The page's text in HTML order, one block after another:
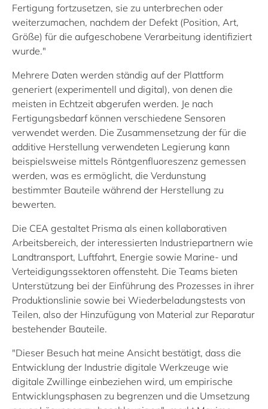
Fertigung fortzusetzen, sie zu unterbrechen oder
weiterzumachen, nachdem der Defekt (Position, Art,
Größe) für die aufgeschobene Verarbeitung identifiziert
wurde."
Mehrere Daten werden ständig auf der Plattform
generiert (experimentell und digital), von denen die
meisten in Echtzeit abgerufen werden. Je nach
Fertigungsbedarf können verschiedene Sensoren
verwendet werden. Die Zusammensetzung der für die
additive Herstellung verwendeten Legierung kann
beispielsweise mittels Röntgenfluoreszenz gemessen
werden, was es ermöglicht, die Verdunstung
bestimmter Bauteile während der Herstellung zu
bewerten.
Die CEA gestaltet Prisma als einen kollaborativen
Arbeitsbereich, der interessierten Industriepartnern wie
Landtransport, Luftfahrt, Energie sowie Marine- und
Verteidigungssektoren offensteht. Die Teams bieten
Unterstützung bei der Einführung des Prozesses in ihrer
Produktionslinie sowie bei Wiederbeladungstests von
Teilen, also der Hinzufügung von Material zur Reparatur
bestehender Bauteile.
"Dieser Besuch hat meine Ansicht bestätigt, dass die
Entwicklung der Industrie digitale Werkzeuge wie
digitale Zwillinge einbeziehen wird, um empirische
Entwicklungsphasen zu begrenzen und die Umsetzung